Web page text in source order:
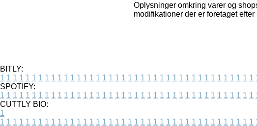
Oplysninger omkring varer og
modifikationer der er foretaget
BITLY:
1 1 1 1 1 1 1 1 1 1 1 1 1 1 1 1 1 1 1 1 1 1 1 1 1 1 1 1 1 1 1 1 1 1 1 1 1 1 1 1
SPOTIFY:
1 1 1 1 1 1 1 1 1 1 1 1 1 1 1 1 1 1 1 1 1 1 1 1 1 1 1 1 1 1 1 1 1 1 1 1 1 1 1 1
CUTTLY BIO:
1
1 1 1 1 1 1 1 1 1 1 1 1 1 1 1 1 1 1 1 1 1 1 1 1 1 1 1 1 1 1 1 1 1 1 1 1 1 1 1 1